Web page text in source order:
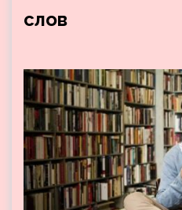
слов